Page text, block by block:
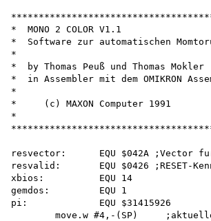
*  MONO 2 COLOR V1.1
*  Software zur automatischen
*
*  by Thomas Peuß und Thomas
*  in Assembler mit dem OMIKRON
*
*     (c) MAXON Computer 1991
*
resvector:      EQU $042A ;Vector fur
resvalid:       EQU $0426 ;RESET-
xbios:          EQU 14
gemdos:         EQU 1
pi:             EQU $31415926
move.w #4,-(SP)